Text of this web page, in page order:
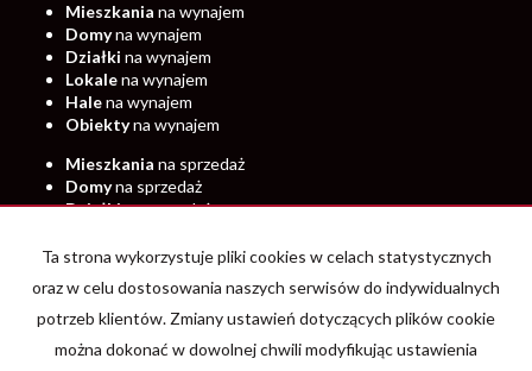
Mieszkania na wynajem
Domyna wynajem
Działki na wynajem
Lokalena wynajem
Halena wynajem
Obiektyna wynajem
Mieszkania na sprzedaż
Domyna sprzedaż
Działkina sprzedaż
Halena sprzedaż
Strona główna Wynajem Rynek pierwotny O firmie Kontakt
Ta strona wykorzystuje pliki cookies w celach statystycznych
oraz w celu dostosowania naszych serwisów do indywidualnych
potrzeb klientów. Zmiany ustawień dotyczących plików cookie
można dokonać w dowolnej chwili modyfikując ustawienia